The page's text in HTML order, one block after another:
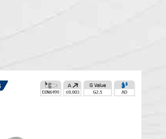
Portautensili DIN 69871-SK